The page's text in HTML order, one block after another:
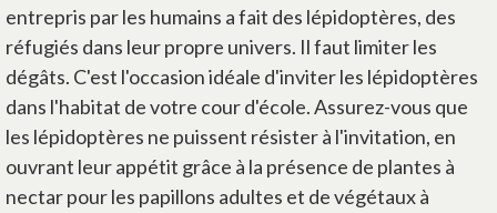
entrepris par les humains a fait des lépidoptères, des
réfugiés dans leur propre univers. Il faut limiter les
dégâts. C'est l'occasion idéale d'inviter les lépidoptères
dans l'habitat de votre cour d'école. Assurez-vous que
les lépidoptères ne puissent résister à l'invitation, en
ouvrant leur appétit grâce à la présence de plantes à
nectar pour les papillons adultes et de végétaux à